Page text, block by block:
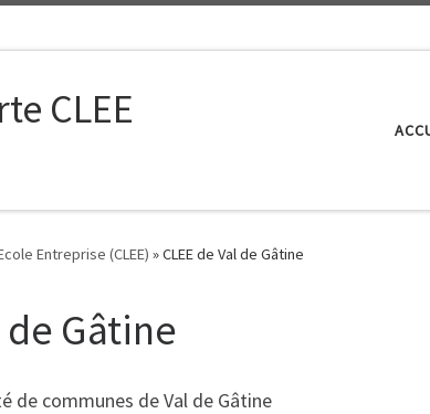
CLEE
Entreprise (CLEE) »CLEE de Val de Gâtine
de Gâtine
de communes de Val de Gâtine